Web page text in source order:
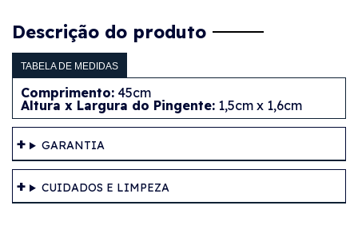
Descrição do produto
TABELA DE MEDIDAS
Comprimento: 45cm
Altura x Largura do Pingente: 1,5cm x 1,6cm
GARANTIA
CUIDADOS E LIMPEZA